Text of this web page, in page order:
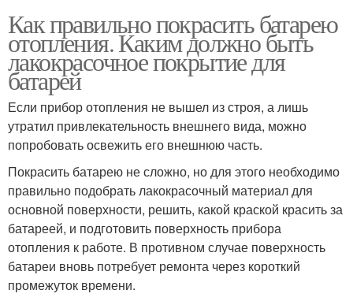
Как правильно покрасить батарею
отопления. Каким должно быть
лакокрасочное покрытие для
батарей
Если прибор отопления не вышел из строя, а лишь
утратил привлекательность внешнего вида, можно
попробовать освежить его внешнюю часть.
Покрасить батарею не сложно, но для этого необходимо
правильно подобрать лакокрасочный материал для
основной поверхности, решить, какой краской красить за
батареей, и подготовить поверхность прибора
отопления к работе. В противном случае поверхность
батареи вновь потребует ремонта через короткий
промежуток времени.